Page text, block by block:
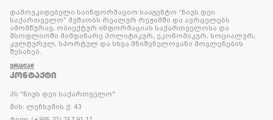
დამოუკიდებელი საინფორმაციო სააგენტო “ნიუს დეი
საქართველო” მუშაობს რეალურ რეჟიმში და ავრცელებს
ამომწურავ, ობიექტურ ინფორმაციას საქართველოსა და
მსოფლიოში მიმდინარე პოლიტიკურ, ეკონომიკურ, სოციალურ,
კულტურულ, სპორტულ და სხვა მნიშვნელოვანი მოვლენების
შესახებ.
ᲕᲠᲪᲚᲐᲓ
ᲙᲝᲜᲢᲐᲥᲢᲘ
პს "ნიუს დეი საქართველო"
მის: ლეჩხუმის ქ. 43